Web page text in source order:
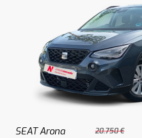
SEAT Arona 20.750 €